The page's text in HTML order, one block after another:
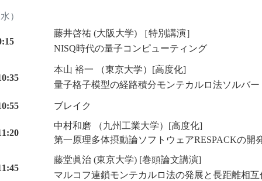
）
藤井啓祐 (大阪大学) ［特別講演］
NISQ時代の量子コンピューティング
本山 裕一 （東京大学）[高度化]
量子格子模型の経路積分モンテカルロ法ソルバー
ブレイク
中村和磨 （九州工業大学）[高度化]
第一原理多体摂動論ソフトウェアRESPACKの開
藤堂眞治 (東京大学) [巻頭論文講演]
マルコフ連鎖モンテカルロ法の発展と長距離相